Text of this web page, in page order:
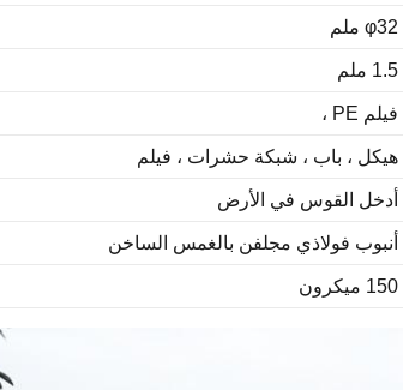
φ32 ملم
1.5 ملم
فيلم PE ،
هيكل ، باب ، شبكة حشرات ، فيلم
أدخل القوس في الأرض
أنبوب فولاذي مجلفن بالغمس الساخن
150 ميكرون